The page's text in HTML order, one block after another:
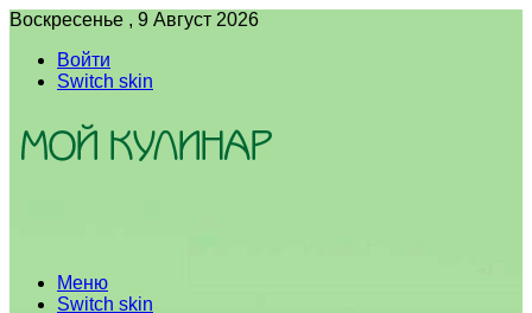
Воскресенье , 9 Август 2026
Войти
Switch skin
Меню
Switch skin